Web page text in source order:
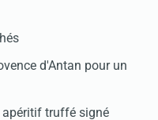
d'Antan pour un
apéritif truffé signé